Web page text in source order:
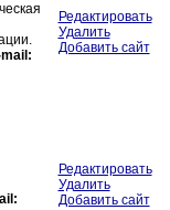
mail:
Редактировать
Удалить
Добавить сайт
Редактировать
Удалить
Добавить сайт